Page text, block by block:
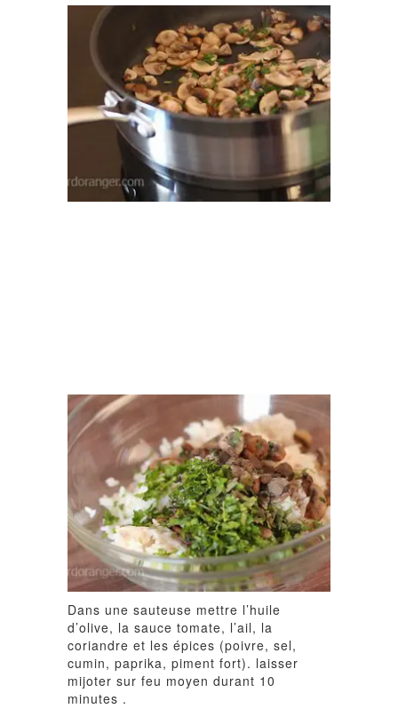
Dans une sauteuse mettre l’huile
d’olive, la sauce tomate, l’ail, la
coriandre et les épices (poivre, sel,
cumin, paprika, piment fort). laisser
mijoter sur feu moyen durant 10
minutes .